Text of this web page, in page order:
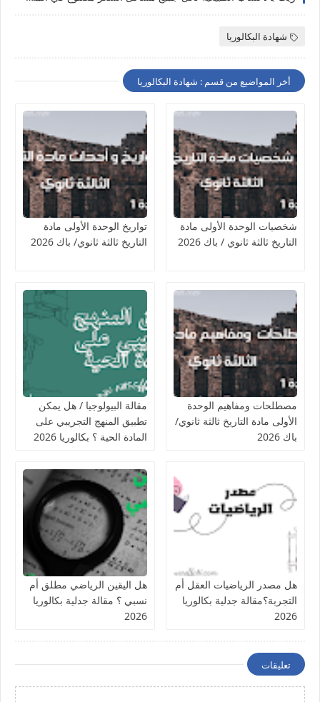
شهادة البكالوريا
أخر المواضيع من قسم : شهادة البكالوريا
شخصيات الوحدة الأولى مادة
التاريخ ثالثة ثانوي / باك 2026
تواريخ الوحدة الأولى مادة
التاريخ ثالثة ثانوي/ باك 2026
مصطلحات ومفاهيم الوحدة
الأولى مادة التاريخ ثالثة ثانوي/
باك 2026
مقالة البيولوجيا / هل يمكن
تطبيق المنهج التجريبي على
المادة الحية ؟ بكالوريا 2026
هل مصدر الرياضيات العقل أم
التجربة؟مقالة جدلية بكالوريا
2026
هل اليقين الرياضي مطلق أم
نسبي ؟ مقالة جدلية بكالوريا
2026
تعليقات